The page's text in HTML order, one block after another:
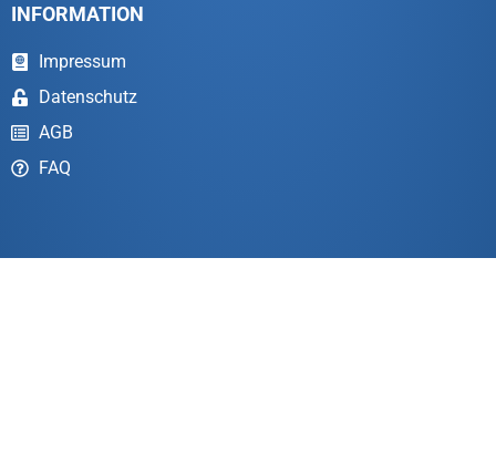
INFORMATION
Impressum
Datenschutz
AGB
FAQ